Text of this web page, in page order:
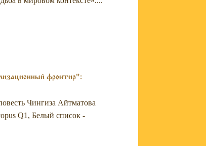
фронтир":
Чингиза Айтматова
Q1, Белый список -